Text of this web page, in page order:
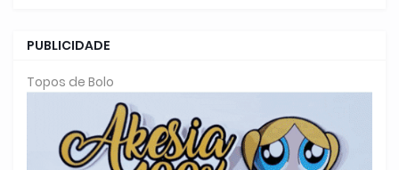
PUBLICIDADE
Topos de Bolo